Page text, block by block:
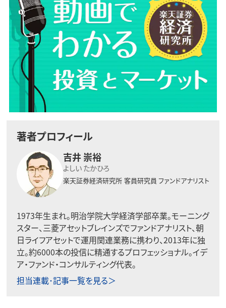
著者プロフィール
吉井 崇裕
よしい たかひろ
楽天証券経済研究所 客員研究員 ファンドアナリスト
1973年生まれ。明治学院大学経済学部卒業。モーニング
スター、三菱アセットブレインズでファンドアナリスト、朝
日ライフアセットで運用関連業務に携わり、2013年に独
立。約6000本の投信に精通するプロフェッショナル。イデ
ア・ファンド・コンサルティング代表。
担当連載･記事一覧を見る＞